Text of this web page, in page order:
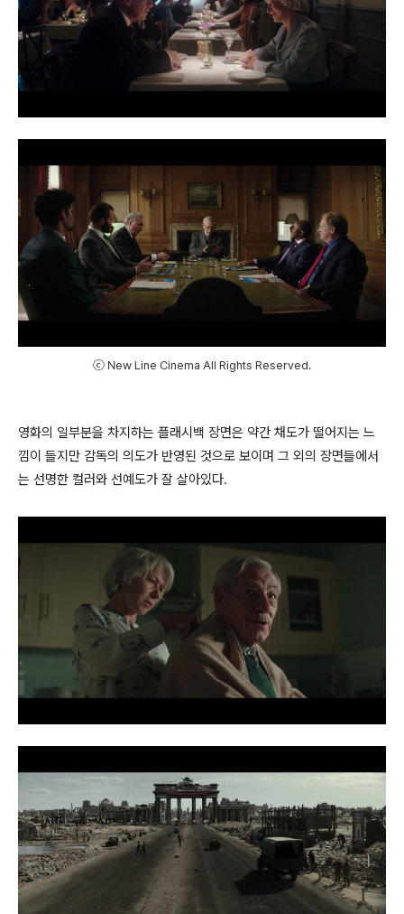
ⓒ New Line Cinema All Rights Reserved.
영화의 일부분을 차지하는 플래시백 장면은 약간 채도가 떨어지는 느
낌이 들지만 감독의 의도가 반영된 것으로 보이며 그 외의 장면들에서
는 선명한 컬러와 선예도가 잘 살아있다.